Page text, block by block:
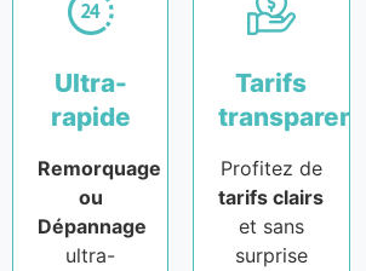
Ultra-
rapide
Remorquage
ou
Dépannage
ultra-
Tarifs
transparents
Profitez de
tarifs clairs
et sans
surprise